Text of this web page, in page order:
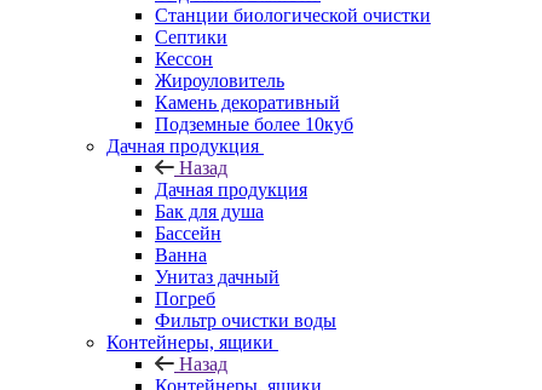
Станции биологической очистки
Септики
Кессон
Жироуловитель
Камень декоративный
Подземные более 10куб
Дачная продукция
Назад
Дачная продукция
Бак для душа
Бассейн
Ванна
Унитаз дачный
Погреб
Фильтр очистки воды
Контейнеры, ящики
Назад
Контейнеры, ящики